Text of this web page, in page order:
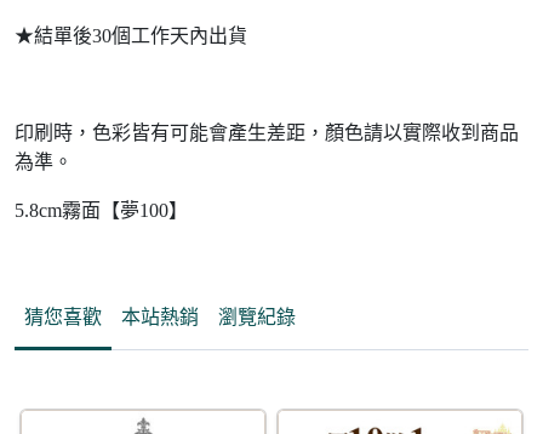
★結單後30個工作天內出貨
印刷時，色彩皆有可能會產生差距，顏色請以實際收到商品
為準。
5.8cm霧面【夢100】
猜您喜歡 本站熱銷 瀏覽紀錄